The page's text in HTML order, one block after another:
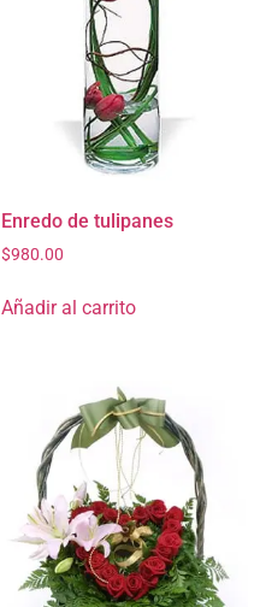
Enredo de tulipanes
$980.00
Añadir al carrito